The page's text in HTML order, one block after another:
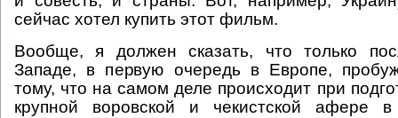
сейчас хотел купить этот фильм.
Вообще, я должен сказать, что только
Западе, в первую очередь в Европе,
тому, что на самом деле происходит при
крупной воровской и чекистской афере